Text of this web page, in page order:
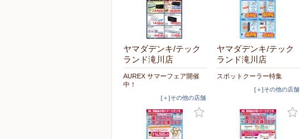
ヤマダデンキ/テック
ランド滝川店
AUREX サマーフェア開催
中！
[＋]その他の店舗
ヤマダデンキ/テック
ランド滝川店
スポットクーラー特集
[＋]その他の店舗